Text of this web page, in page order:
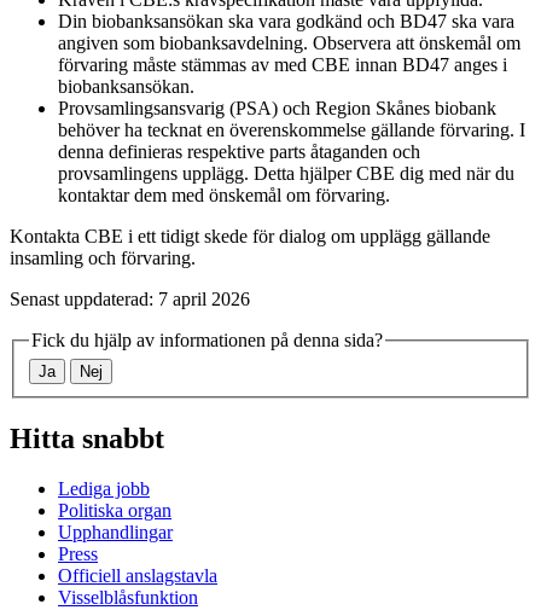
Din biobanksansökan ska vara godkänd och BD47 ska vara
angiven som biobanksavdelning. Observera att önskemål om
förvaring måste stämmas av med CBE innan BD47 anges i
biobanksansökan.
Provsamlingsansvarig (PSA) och Region Skånes biobank
behöver ha tecknat en överenskommelse gällande förvaring. I
denna definieras respektive parts åtaganden och
provsamlingens upplägg. Detta hjälper CBE dig med när du
kontaktar dem med önskemål om förvaring.
Kontakta CBE i ett tidigt skede för dialog om upplägg gällande
insamling och förvaring.
Senast uppdaterad: 7 april 2026
Fick du hjälp av informationen på denna sida?
Ja Nej
Hitta snabbt
Lediga jobb
Politiska organ
Upphandlingar
Press
Officiell anslagstavla
Visselblåsfunktion